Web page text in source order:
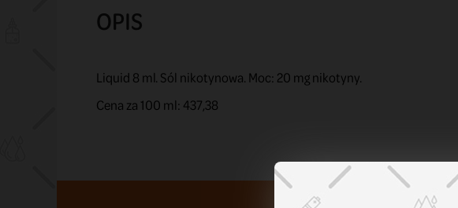
OPIS
Liquid 8 ml. Sól nikotynowa. Moc: 20 mg nikotyny.
Cena za 100 ml: 437,38